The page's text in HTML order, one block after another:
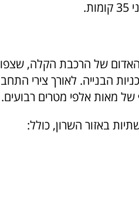
של הרכבת הקלה,
הבנייה. לאורך צירי
של מאות אלפי מטרים רבועים.